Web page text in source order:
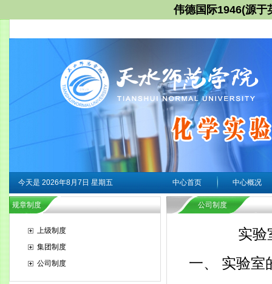
伟德国际1946(源
今天是 2026年8月7日 星期五 中心首页 中心概况
公司制度
实验
一、 实验室
规章制度
上级制度
集团制度
公司制度